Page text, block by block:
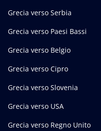
Grecia verso Serbia
Grecia verso Paesi Bassi
Grecia verso Belgio
Grecia verso Cipro
Grecia verso Slovenia
Grecia verso USA
Grecia verso Regno Unito